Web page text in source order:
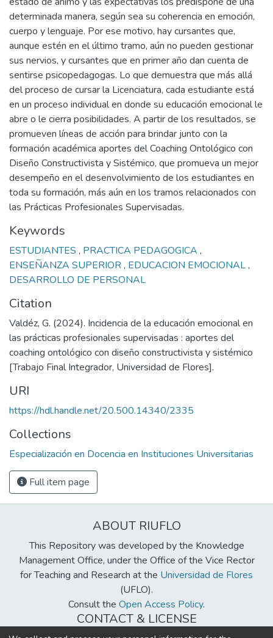
determinada manera, según sea su coherencia en emoción,
cuerpo y lenguaje. Por ese motivo, hay cursantes que,
aunque estén en el último tramo, aún no pueden gestionar
sus nervios, y cursantes que en primer año dan cuenta de
sentirse psicopedagogas. Lo que demuestra que más allá
del proceso de cursar la Licenciatura, cada estudiante está
en un proceso individual en donde su educación emocional le
abre o le cierra posibilidades. A partir de los resultados, se
promueven líneas de acción para brindar junto con la
formación académica aportes del Coaching Ontológico con
Diseño Constructivista y Sistémico, que promueva un mejor
desempeño en el desenvolvimiento de los estudiantes en
toda su formación, más aún en los tramos relacionados con
las Prácticas Profesionales Supervisadas.
Keywords
ESTUDIANTES , PRACTICA PEDAGOGICA ,
ENSEÑANZA SUPERIOR, EDUCACION EMOCIONAL,
DESARROLLO DE PERSONAL
Citation
Valdéz, G. (2024). Incidencia de la educación emocional en
las prácticas profesionales supervisadas : aportes del
coaching ontológico con diseño constructivista y sistémico
[Trabajo Final Integrador, Universidad de Flores].
URI
https://hdl.handle.net/20.500.14340/2335
Collections
Especialización en Docencia en Instituciones Universitarias
Full item page
ABOUT RIUFLO
This Repository was developed by the Knowledge
Management Office, under the Office of the Vice Rector
for Teaching and Research at the Universidad de Flores
(UFLO).
Consult the Open Access Policy.
CONTACT & LICENSE